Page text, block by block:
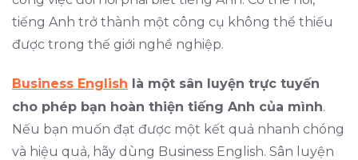
tiếng Anh trở thành một công cụ không thể thiếu
được trong thế giới nghề nghiệp.
Business English là một sân luyện trực tuyến
cho phép bạn hoàn thiện tiếng Anh của mình.
Nếu bạn muốn đạt được một kết quả nhanh chóng
và hiệu quả, hãy dùng Business English. Sân luyện